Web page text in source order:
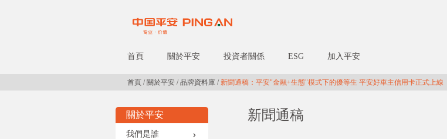
首頁 關於平安 投資者關係 ESG 加入平安
首頁 / 關於平安 / 品牌資料庫 / 新聞通稿：平安"金融+生態"模式下的優等生 平安好車主信用卡正式上線
新聞通稿
關於平安
我們是誰